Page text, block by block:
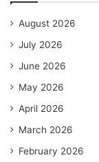
August 2026
July 2026
June 2026
May 2026
April 2026
March 2026
February 2026